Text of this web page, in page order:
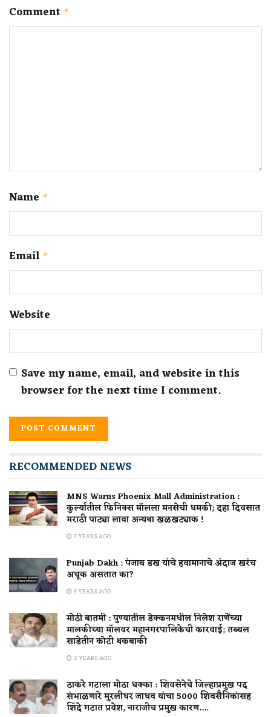
Comment *
Name *
Email *
Website
Save my name, email, and website in this
browser for the next time I comment.
RECOMMENDED NEWS
MNS Warns Phoenix Mall Administration :
कुर्ल्यातील फिनिक्स मॉलला मनसेची धमकी; दहा दिवसात
मराठी पाट्या लावा अन्यथा खळखट्याक !
3 YEARS AGO
Punjab Dakh : पंजाब डख यांचे हवामानाचे अंदाज खरंच
अचूक असतात का?
3 YEARS AGO
मोठी बातमी : पुण्यातील डेक्कनमधील निलेश राणेंच्या
मालकीच्या मॉलवर महानगरपालिकेची कारवाई; तब्बल
साडेतीन कोटी थकबाकी
2 YEARS AGO
ठाकरे गटाला मोठा धक्का : शिवसेनेचे जिल्हाप्रमुख पद
संभाळणारे मुरलीधर जाधव यांचा 5000 शिवसैनिकांसह
शिंदे गटात प्रवेश, नाराजीच प्रमुख कारण….